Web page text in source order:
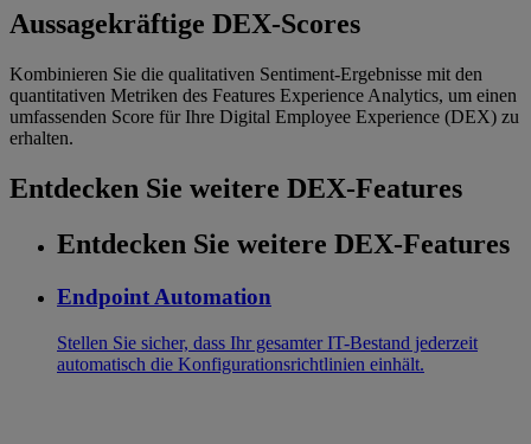
Aussagekräftige DEX‐Scores
Kombinieren Sie die qualitativen Sentiment-Ergebnisse mit den
quantitativen Metriken des Features Experience Analytics, um einen
umfassenden Score für Ihre Digital Employee Experience (DEX) zu
erhalten.
Entdecken Sie weitere DEX-Features
Entdecken Sie weitere DEX-Features
Endpoint Automation
Stellen Sie sicher, dass Ihr gesamter IT-Bestand jederzeit
automatisch die Konfigurationsrichtlinien einhält.